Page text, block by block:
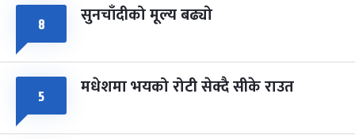
८ सुनचाँदीको मूल्य बढ्यो
५ मधेशमा भयको रोटी सेक्दै सीके राउत